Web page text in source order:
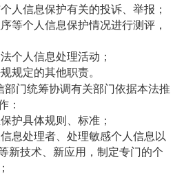
人信息保护有关的投诉、举报；
等个人信息保护情况进行测评，
个人信息处理活动；
规定的其他职责。
门统筹协调有关部门依据本法推
：
护具体规则、标准；
息处理者、处理敏感个人信息以
新技术、新应用，制定专门的个